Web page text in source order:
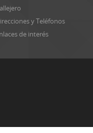
y Teléfonos
de interés